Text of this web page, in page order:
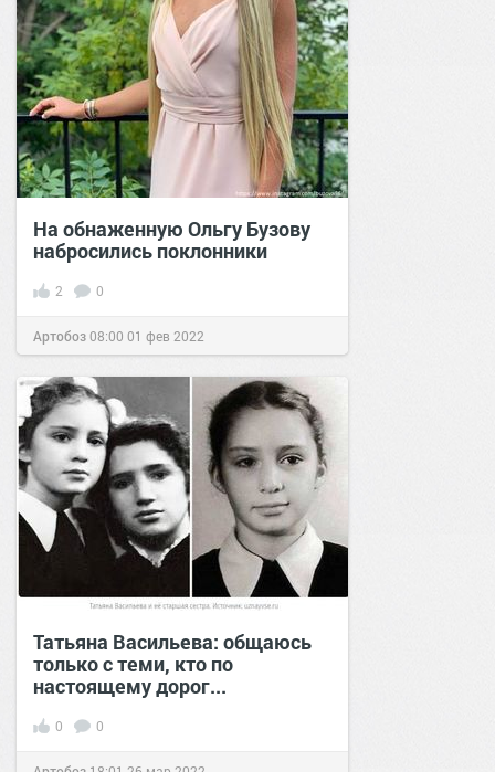
На обнаженную Ольгу Бузову
набросились поклонники
2 0
Артобоз08:00 01 фев 2022
Татьяна Васильева: общаюсь
только с теми, кто по
настоящему дорог...
0 0